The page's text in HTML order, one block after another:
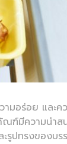
มอร่อย แล
มีความน่าส
รูปทรงของบ